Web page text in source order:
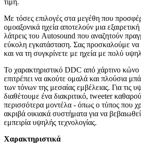
τιμή.
Με τόσες επιλογές στα μεγέθη που
ομοαξονικά ηχεία αποτελούν μια
λάτρεις του Autosound που αναζητούν
εύκολη εγκατάσταση. Σας προσκαλούμε να
και να τη συγκρίνετε με ηχεία με πολύ
Το χαρακτηριστικό DDC από χάρτινο
επιτρέπει να ακούτε ομαλά και πλούσια
των τόνων της μεσαίας εμβέλειας. Για τις
διαθέτουμε ένα διακριτικό, tweeter
περισσότερα μοντέλα - όπως ο τύπος που
ακριβά οικιακά συστήματα για να
εμπειρία υψηλής τεχνολογίας.
Χαρακτηριστικά